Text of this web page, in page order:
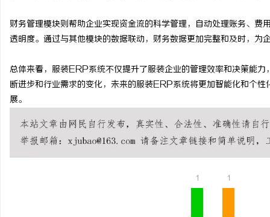
财务管理模块则帮助企业实现资金流的科学管理，自动处理账务、
透明度。通过与其他模块的数据联动，财务数据更加完整和及时，为
总体来看，服装ERP系统不仅提升了服装企业的管理效率和决策能
断进步和行业需求的变化，未来的服装ERP系统将更加智能化和个
展。
1 1
白云影视：引领影视文